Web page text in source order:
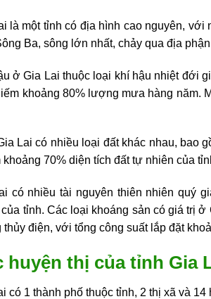
là một tỉnh có địa hình cao nguyên,
Ba, sông lớn nhất, chảy qua địa
ở Gia Lai thuộc loại khí hậu nhiệt đới
khoảng 80% lượng mưa hàng năm.
Lai có nhiều loại đất khác nhau, bao
khoảng 70% diện tích đất tự nhiên của
có nhiều tài nguyên thiên nhiên quý
tỉnh. Các loại khoáng sản có giá trị
thủy điện, với tổng công suất lắp đặt
huyện thị của tỉnh Gia
có 1 thành phố thuộc tỉnh, 2 thị xã và 14